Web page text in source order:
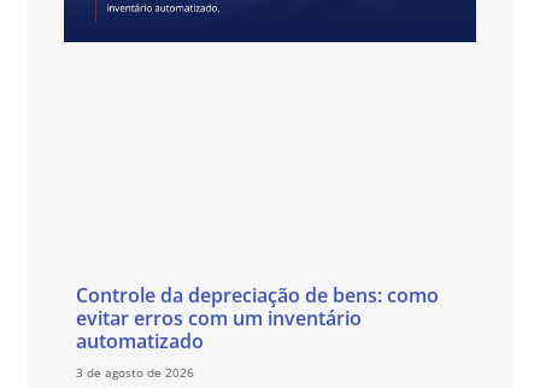
Controle da depreciação de bens: como
evitar erros com um inventário
automatizado
3 de agosto de 2026